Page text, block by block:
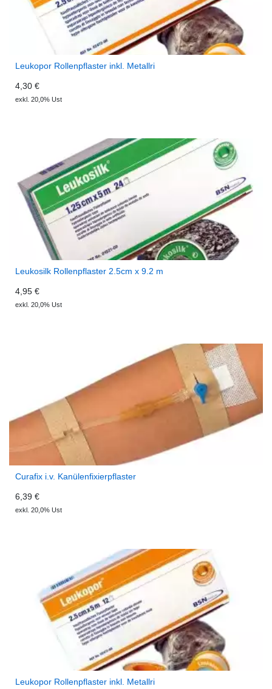
Leukopor Rollenpflaster inkl. Metallri
4,30 €
exkl. 20,0% Ust
Leukosilk Rollenpflaster 2.5cm x 9.2 m
4,95 €
exkl. 20,0% Ust
Curafix i.v. Kanülenfixierpflaster
6,39 €
exkl. 20,0% Ust
Leukopor Rollenpflaster inkl. Metallri